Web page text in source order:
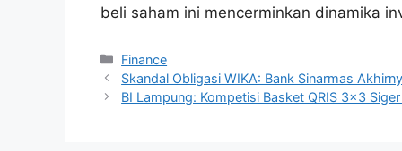
beli saham ini mencerminkan dinamika
Categories
Finance
Skandal Obligasi WIKA: Bank Sinarmas
BI Lampung: Kompetisi Basket QRIS 3×3